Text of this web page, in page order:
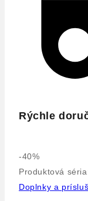
Rýchle
-40%Výrobok
na
predaj
Produktová
Doplnky a